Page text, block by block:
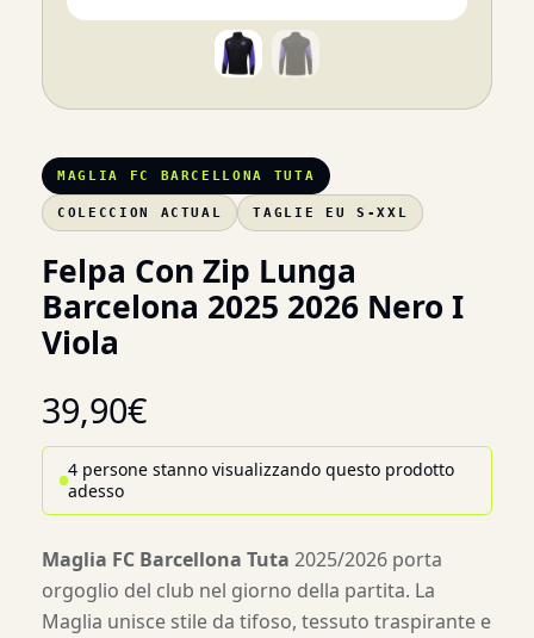
MAGLIA FC BARCELLONA TUTA
COLECCION ACTUAL TAGLIE EU S-XXL
Felpa Con Zip Lunga
Barcelona 2025 2026 Nero I
Viola
39,90€
4 persone stanno visualizzando questo prodotto
adesso
Maglia FC Barcellona Tuta 2025/2026 porta
orgoglio del club nel giorno della partita. La
Maglia unisce stile da tifoso, tessuto traspirante e